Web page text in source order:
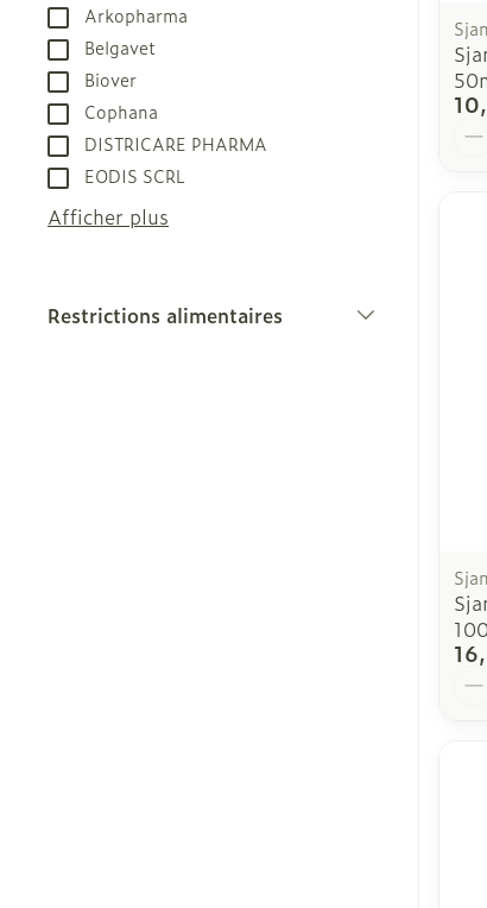
Arkopharma
Belgavet
Biover
Cophana
DISTRICARE PHARMA
EODIS SCRL
Afficher plus
Restrictions alimentaires